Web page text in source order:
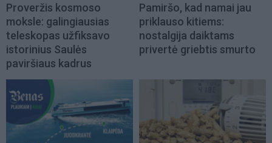
Proveržis kosmoso
moksle: galingiausias
teleskopas užfiksavo
istorinius Saulės
paviršiaus kadrus
Pamiršo, kad namai jau
priklauso kitiems:
nostalgija daiktams
privertė griebtis smurto